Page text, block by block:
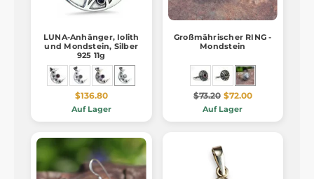
LUNA-Anhänger, Iolith
und Mondstein, Silber
925 11g
$136.80
Auf Lager
Großmährischer RING -
Mondstein
$73.20 $72.00
Auf Lager